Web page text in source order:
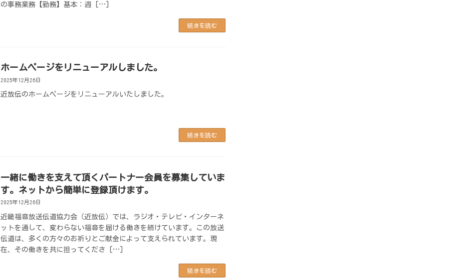
の事務業務【勤務】基本：週 […]
続きを読む
ホームページをリニューアルしました。
2025年12月26日
近放伝のホームページをリニューアルいたしました。
続きを読む
一緒に働きを支えて頂くパートナー会員を募集していま
す。ネットから簡単に登録頂けます。
2025年12月26日
近畿福音放送伝道協力会（近放伝）では、ラジオ・テレビ・インターネ
ットを通して、変わらない福音を届ける働きを続けています。この放送
伝道は、多くの方々のお祈りとご献金によって支えられています。現
在、その働きを共に担ってくださ […]
続きを読む